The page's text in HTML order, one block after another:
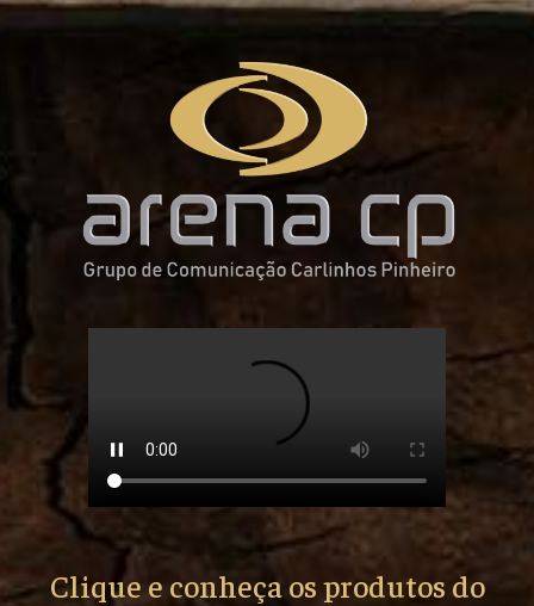
Clique e conheça os produtos do